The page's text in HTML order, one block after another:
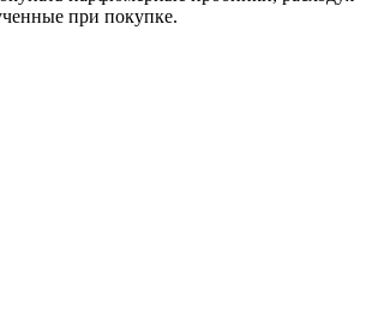
при покупке.